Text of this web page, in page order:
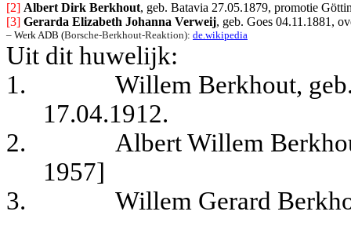
[2] Albert Dirk Berkhout, geb. Batavia 27.05.1879, promotie
[3] Gerarda Elizabeth Johanna Verweij, geb. Goes 04.11.1881,
– Werk ADB (Borsche-Berkhout-Reaktion): de.wikipedia
Uit dit huwelijk:
1.
Willem Berkhout,
17.04.1912.
2.
Albert Willem
1957]
3.
Willem Gerard